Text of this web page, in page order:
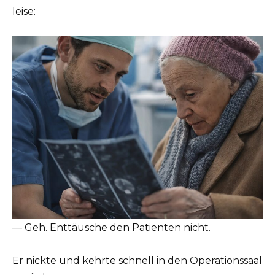
leise:
— Geh. Enttäusche den Patienten nicht.
Er nickte und kehrte schnell in den Operationssaal